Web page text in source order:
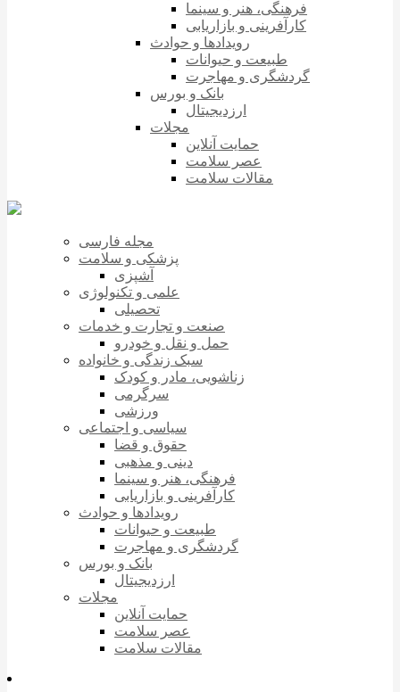
فرهنگی، هنر و سینما
کارآفرینی و بازاریابی
رویدادها و حوادث
طبیعت و حیوانات
گردشگری و مهاجرت
بانک و بورس
ارزدیجیتال
مجلات
حمایت آنلاین
عصر سلامت
مقالات سلامت
مجله فارسی
پزشکی و سلامت
آشپزی
علمی و تکنولوژی
تحصیلی
صنعت و تجارت و خدمات
حمل و نقل و خودرو
سبک زندگی و خانواده
زناشویی، مادر و کودک
سرگرمی
ورزشی
سیاسی و اجتماعی
حقوق و قضا
دینی و مذهبی
فرهنگی، هنر و سینما
کارآفرینی و بازاریابی
رویدادها و حوادث
طبیعت و حیوانات
گردشگری و مهاجرت
بانک و بورس
ارزدیجیتال
مجلات
حمایت آنلاین
عصر سلامت
مقالات سلامت